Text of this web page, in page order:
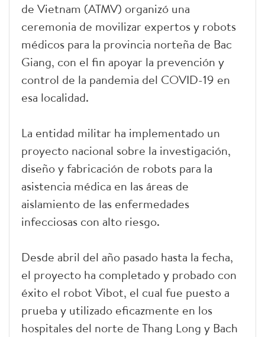
de Vietnam (ATMV) organizó una
ceremonia de movilizar expertos y robots
médicos para la provincia norteña de Bac
Giang, con el fin apoyar la prevención y
control de la pandemia del COVID-19 en
esa localidad.
La entidad militar ha implementado un
proyecto nacional sobre la investigación,
diseño y fabricación de robots para la
asistencia médica en las áreas de
aislamiento de las enfermedades
infecciosas con alto riesgo.
Desde abril del año pasado hasta la fecha,
el proyecto ha completado y probado con
éxito el robot Vibot, el cual fue puesto a
prueba y utilizado eficazmente en los
hospitales del norte de Thang Long y Bach